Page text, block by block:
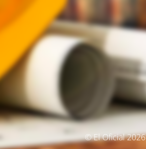
© El Oficial 2026